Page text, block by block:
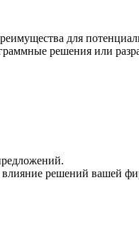
для
решения или
влияние решений вашей